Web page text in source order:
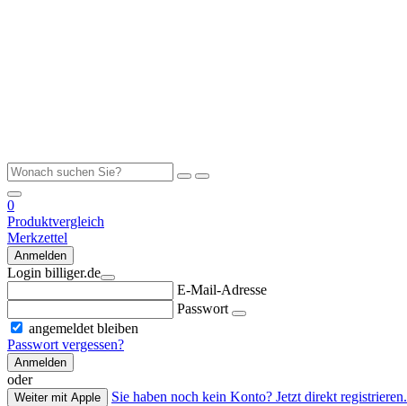
0
Produktvergleich
Merkzettel
Anmelden
Login billiger.de
E-Mail-Adresse
Passwort
angemeldet bleiben
Passwort vergessen?
Anmelden
oder
Weiter mit Apple
Sie haben noch kein Konto? Jetzt direkt registrieren.